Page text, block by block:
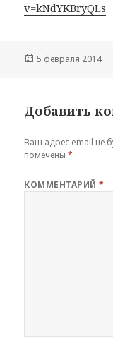
v=kNdYKBryQLs
Опубликовано
5 февраля 2014
Добавить
Ваш адрес email не
помечены*
КОММЕНТАРИЙ*